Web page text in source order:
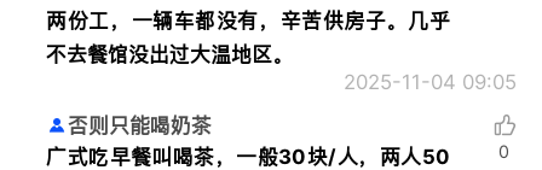
两份工，一辆车都没有，辛苦供房子。几乎
不去餐馆没出过大温地区。
2025-11-04 09:05
否则只能喝奶茶
广式吃早餐叫喝茶，一般30块/人，两人50
0